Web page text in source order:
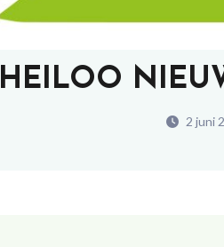
HEILOO
2 juni